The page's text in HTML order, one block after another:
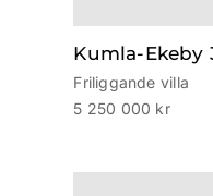
Kumla-Ekeby
Friliggande villa
5 250 000 kr